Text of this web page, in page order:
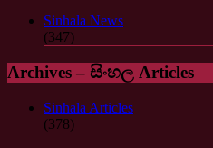
Sinhala News
(347)
Archives – සිංහල Articles
Sinhala Articles
(378)